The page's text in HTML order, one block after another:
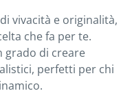
vivacità e originalità,
che fa per te.
grado di creare
perfetti per chi